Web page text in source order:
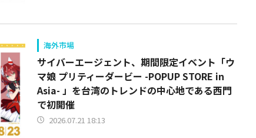
海外市場
サイバーエージェント、期間限定イベント「ウ
マ娘 プリティーダービー -POPUP STORE in
Asia- 」を台湾のトレンドの中心地である西門
で初開催
2026.07.21 18:13